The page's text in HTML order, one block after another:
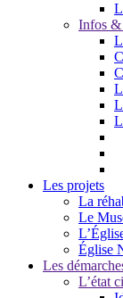
Infos &
Les projets
La
Le
Église
Les
L’état